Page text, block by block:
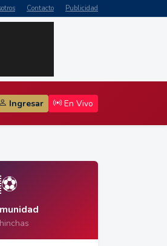
Contacto Publicidad
Ingresar En Vivo